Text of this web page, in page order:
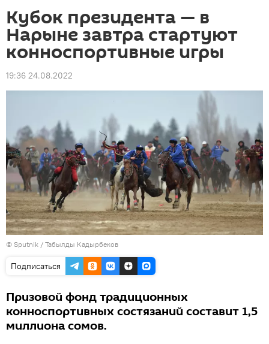
Кубок президента — в
Нарыне завтра стартуют
конноспортивные игры
19:36 24.08.2022
© Sputnik / Табылды Кадырбеков
Подписаться
Призовой фонд традиционных
конноспортивных состязаний составит 1,5
миллиона сомов.